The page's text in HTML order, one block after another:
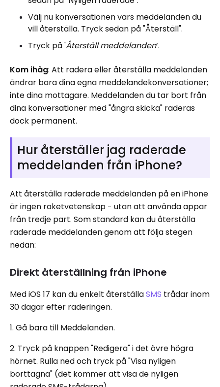
Välj nu konversationen vars meddelanden du
vill återställa. Tryck sedan på "Återställ".
Tryck på 'Återställ meddelanden‘.
Kom ihåg: Att radera eller återställa meddelanden
ändrar bara dina egna meddelandekonversationer;
inte dina mottagare. Meddelanden du tar bort från
dina konversationer med "ångra skicka" raderas
dock permanent.
Hur återställer jag raderade
meddelanden från iPhone?
Att återställa raderade meddelanden på en iPhone
är ingen raketvetenskap - utan att använda appar
från tredje part. Som standard kan du återställa
raderade meddelanden genom att följa stegen
nedan:
Direkt återställning från iPhone
Med iOS 17 kan du enkelt återställaSMS trådar inom
30 dagar efter raderingen.
1. Gå bara till Meddelanden.
2. Tryck på knappen "Redigera" i det övre högra
hörnet. Rulla ned och tryck på "Visa nyligen
borttagna" (det kommer att visa de nyligen